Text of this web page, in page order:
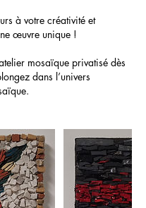
à votre créativité et
œuvre unique !
mosaïque privatisé dès
dans l’univers